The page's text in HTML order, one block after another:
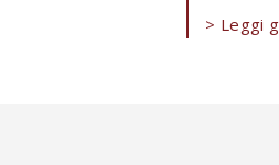
> Leggi